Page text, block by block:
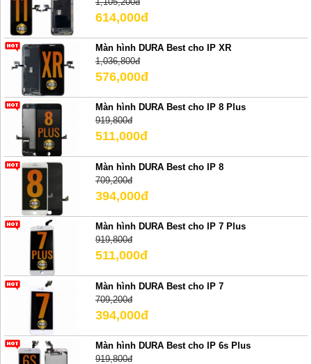
614,000đ
Màn hình DURA Best cho IP XR
1,036,800đ
576,000đ
Màn hình DURA Best cho IP 8 Plus
919,800đ
511,000đ
Màn hình DURA Best cho IP 8
709,200đ
394,000đ
Màn hình DURA Best cho IP 7 Plus
919,800đ
511,000đ
Màn hình DURA Best cho IP 7
709,200đ
394,000đ
Màn hình DURA Best cho IP 6s Plus
919,800đ